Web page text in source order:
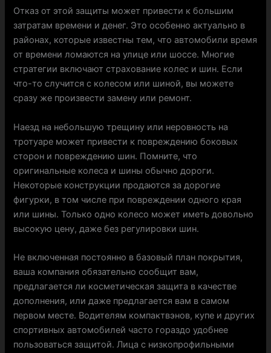
Отказ от этой защиты может привести к большим
затратам времени и денег. Это особенно актуально в
районах, которые известны тем, что автомобили время
от времени ломаются на улице или шоссе. Многие
стратегии включают страхование колес и шин. Если
что-то случится с колесом или шиной, вы можете
сразу же произвести замену или ремонт.
Наезд на небольшую трещину или неровность на
тротуаре может привести к повреждению боковых
сторон и повреждению шин. Помните, что
оригинальные колеса и шины обычно дороги.
Некоторые конструкции продаются за дорогие
фигурки, в том числе при повреждении одного края
или шины. Только одно колесо может иметь довольно
высокую цену, даже без регулировки шин.
Не включенная постоянно в базовый план покрытия,
ваша компания обязательно сообщит вам,
предлагается ли косметическая защита в качестве
дополнения, или даже предлагается вам в самом
первом месте. Водителям компактвэнов, купе и других
спортивных автомобилей часто гораздо удобнее
пользоваться защитой. Лица с низкопрофильными